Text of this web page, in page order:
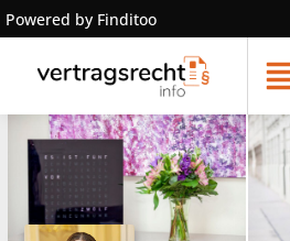
Powered by Finditoo